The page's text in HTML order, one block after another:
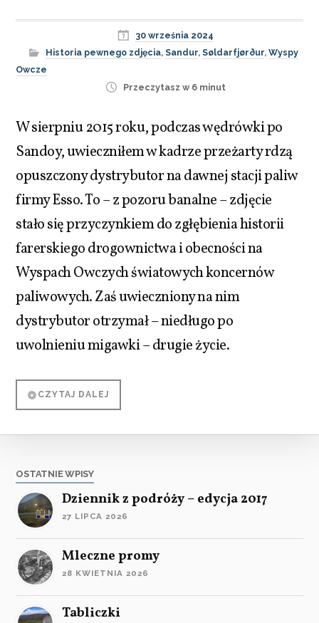
30 września 2024
Historia pewnego zdjęcia,Sandur,Søldarfjørður,Wyspy
Owcze
Przeczytasz w 6 minut
W sierpniu 2015 roku, podczas wędrówki po
Sandoy, uwieczniłem w kadrze przeżarty rdzą
opuszczony dystrybutor na dawnej stacji paliw
firmy Esso. To – z pozoru banalne – zdjęcie
stało się przyczynkiem do zgłębienia historii
farerskiego drogownictwa i obecności na
Wyspach Owczych światowych koncernów
paliwowych. Zaś uwieczniony na nim
dystrybutor otrzymał – niedługo po
uwolnieniu migawki – drugie życie.
CZYTAJ DALEJ
OSTATNIE WPISY
Dziennik z podróży – edycja 2017
27 LIPCA 2026
Mleczne promy
28 KWIETNIA 2026
Tabliczki